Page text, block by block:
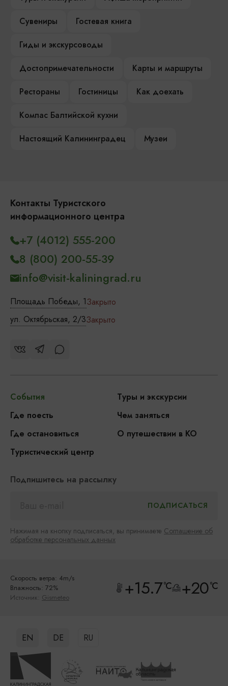
Сувениры
Гостевая книга
Гиды и экскурсоводы
Достопримечательности
Карты и маршруты
Рестораны
Гостиницы
Как доехать
Компас Балтийской кухни
Настоящий Калининградец
Музеи
Контакты Туристского
информационного центра
Площадь Победы, 1Закрыто
ул. Октябрьская, 2/3Закрыто
+7 (4012) 555-200
8 (800) 200-55-39
info@visit-kaliningrad.ru
События
Туры и экскурсии
Где поесть
Чем заняться
Где остановиться
О путешествии в КО
Туристический центр
Подпишитесь на рассылку
Нажимая на кнопку подписаться, вы принимаете Соглашение об
обработке персональных данных
Скорость ветра: 4m/s
Влажность: 72%
Источник: Gismeteo +15.7°C +20°C
EN DE RU